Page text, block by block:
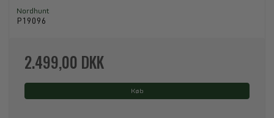
Nordhunt
P19096
2.499,00 DKK
Køb